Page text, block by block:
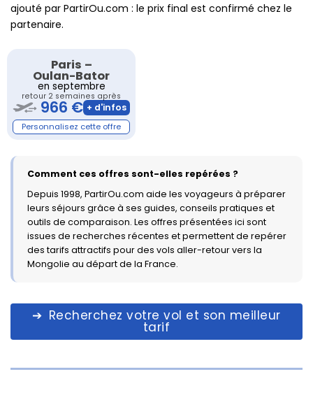
ajouté par PartirOu.com : le prix final est confirmé chez le
partenaire.
Paris –
Oulan-Bator
en septembre
retour 2 semaines après
966 €
Comment ces offres sont-elles repérées ?
Depuis 1998, PartirOu.com aide les voyageurs à préparer
leurs séjours grâce à ses guides, conseils pratiques et
outils de comparaison. Les offres présentées ici sont
issues de recherches récentes et permettent de repérer
des tarifs attractifs pour des vols aller-retour vers la
Mongolie au départ de la France.
Recherchez votre vol et son meilleur
tarif